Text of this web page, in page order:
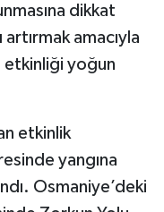
dikkat
artırmak amacıyla
etkinliği yoğun
etkinlik
yangına
Osmaniye’deki